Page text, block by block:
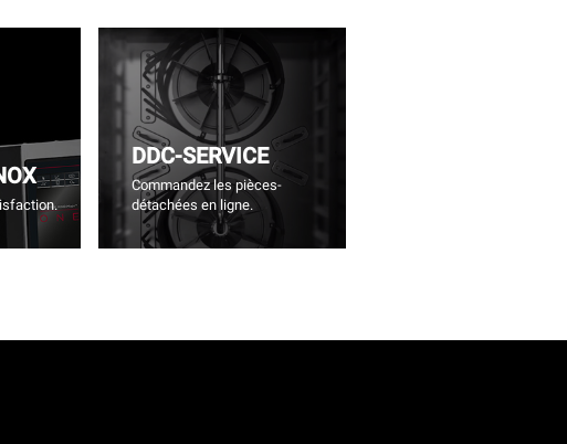
DDC-SERVICE
Commandez les pièces-
détachées en ligne.